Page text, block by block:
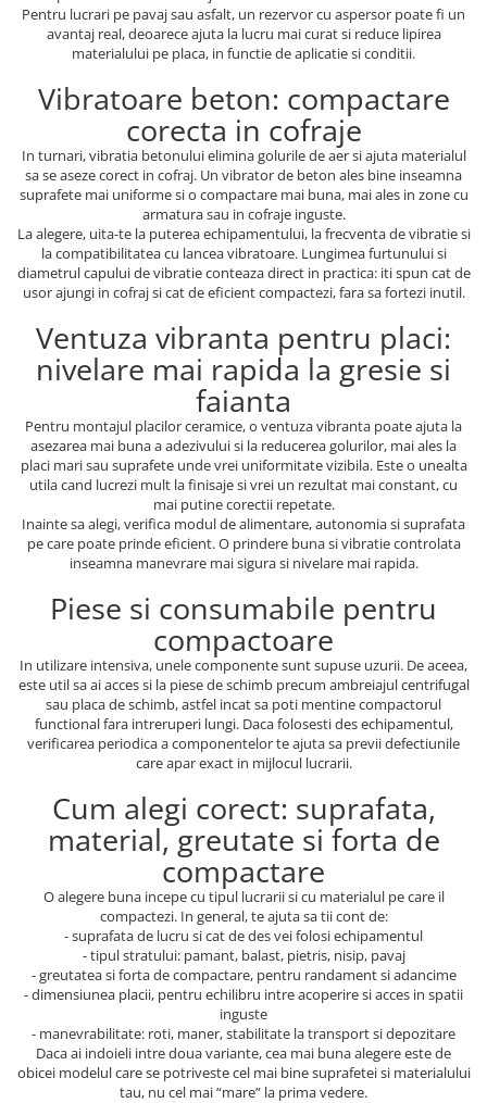
Pentru lucrari pe pavaj sau asfalt, un rezervor cu aspersor poate fi un
avantaj real, deoarece ajuta la lucru mai curat si reduce lipirea
materialului pe placa, in functie de aplicatie si conditii.
Vibratoare beton: compactare
corecta in cofraje
In turnari, vibratia betonului elimina golurile de aer si ajuta materialul
sa se aseze corect in cofraj. Un vibrator de beton ales bine inseamna
suprafete mai uniforme si o compactare mai buna, mai ales in zone cu
armatura sau in cofraje inguste.
La alegere, uita-te la puterea echipamentului, la frecventa de vibratie si
la compatibilitatea cu lancea vibratoare. Lungimea furtunului si
diametrul capului de vibratie conteaza direct in practica: iti spun cat de
usor ajungi in cofraj si cat de eficient compactezi, fara sa fortezi inutil.
Ventuza vibranta pentru placi:
nivelare mai rapida la gresie si
faianta
Pentru montajul placilor ceramice, o ventuza vibranta poate ajuta la
asezarea mai buna a adezivului si la reducerea golurilor, mai ales la
placi mari sau suprafete unde vrei uniformitate vizibila. Este o unealta
utila cand lucrezi mult la finisaje si vrei un rezultat mai constant, cu
mai putine corectii repetate.
Inainte sa alegi, verifica modul de alimentare, autonomia si suprafata
pe care poate prinde eficient. O prindere buna si vibratie controlata
inseamna manevrare mai sigura si nivelare mai rapida.
Piese si consumabile pentru
compactoare
In utilizare intensiva, unele componente sunt supuse uzurii. De aceea,
este util sa ai acces si la piese de schimb precum ambreiajul centrifugal
sau placa de schimb, astfel incat sa poti mentine compactorul
functional fara intreruperi lungi. Daca folosesti des echipamentul,
verificarea periodica a componentelor te ajuta sa previi defectiunile
care apar exact in mijlocul lucrarii.
Cum alegi corect: suprafata,
material, greutate si forta de
compactare
O alegere buna incepe cu tipul lucrarii si cu materialul pe care il
compactezi. In general, te ajuta sa tii cont de:
- suprafata de lucru si cat de des vei folosi echipamentul
- tipul stratului: pamant, balast, pietris, nisip, pavaj
- greutatea si forta de compactare, pentru randament si adancime
- dimensiunea placii, pentru echilibru intre acoperire si acces in spatii
inguste
- manevrabilitate: roti, maner, stabilitate la transport si depozitare
Daca ai indoieli intre doua variante, cea mai buna alegere este de
obicei modelul care se potriveste cel mai bine suprafetei si materialului
tau, nu cel mai “mare” la prima vedere.